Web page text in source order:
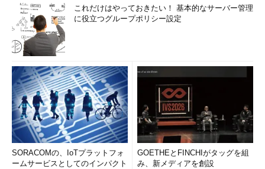
これだけはやっておきたい！ 基本的なサーバー管理
に役立つグループポリシー設定
SORACOMの、IoTプラットフォ
ームサービスとしてのインパクト
GOETHEとFINCHIがタッグを組
み、新メディアを創設